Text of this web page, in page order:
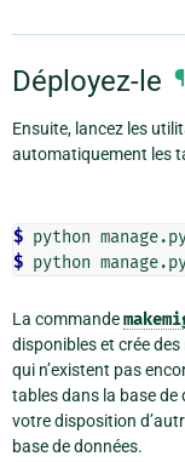
Déployez-le ¶
Ensuite, lancez les
automatiquement les
$ python
$ python
La commande
disponibles et crée
qui n’existent pas
tables dans la base de
votre disposition
base de données.